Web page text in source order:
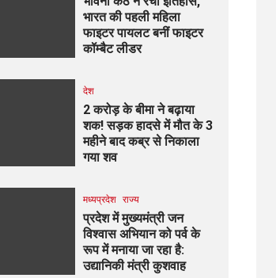
भारत की पहली महिला
फाइटर पायलट बनीं फाइटर
कॉम्बैट लीडर
देश
2 करोड़ के बीमा ने बढ़ाया
शक! सड़क हादसे में मौत के 3
महीने बाद कब्र से निकाला
गया शव
मध्यप्रदेश राज्य
प्रदेश में मुख्यमंत्री जन
विश्वास अभियान को पर्व के
रूप में मनाया जा रहा है:
उद्यानिकी मंत्री कुशवाह